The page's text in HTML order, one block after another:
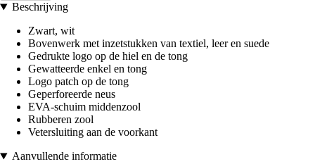
Beschrijving
Zwart, wit
Bovenwerk met inzetstukken van textiel, leer en suede
Gedrukte logo op de hiel en de tong
Gewatteerde enkel en tong
Logo patch op de tong
Geperforeerde neus
EVA-schuim middenzool
Rubberen zool
Vetersluiting aan de voorkant
Aanvullende informatie